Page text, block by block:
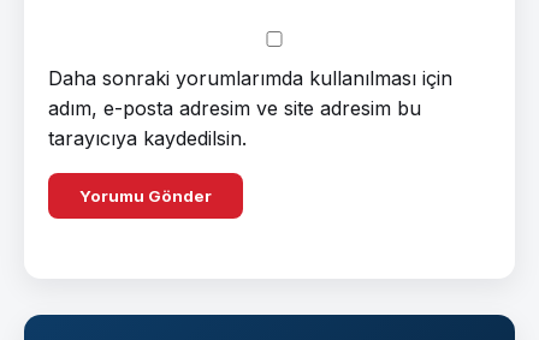
Daha sonraki yorumlarımda kullanılması için
adım, e-posta adresim ve site adresim bu
tarayıcıya kaydedilsin.